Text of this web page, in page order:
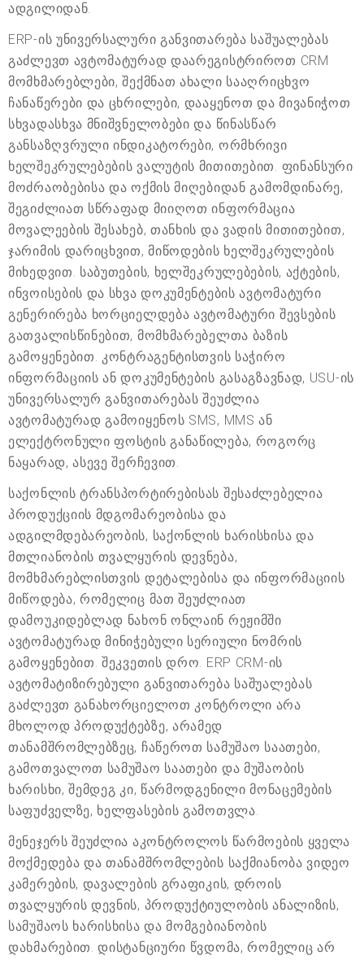
ადგილიდან.
ERP-ის უნივერსალური განვითარება საშუალებას
გაძლევთ ავტომატურად დაარეგისტრიროთ CRM
მომხმარებლები, შექმნათ ახალი სააღრიცხვო
ჩანაწერები და ცხრილები, დააყენოთ და მივანიჭოთ
სხვადასხვა მნიშვნელობები და წინასწარ
განსაზღვრული ინდიკატორები, ორმხრივი
ხელშეკრულებების ვალუტის მითითებით. ფინანსური
მოძრაობებისა და ოქმის მიღებიდან გამომდინარე,
შეგიძლიათ სწრაფად მიიღოთ ინფორმაცია
მოვალეების შესახებ, თანხის და ვადის მითითებით,
ჯარიმის დარიცხვით, მიწოდების ხელშეკრულების
მიხედვით. საბუთების, ხელშეკრულებების, აქტების,
ინვოისების და სხვა დოკუმენტების ავტომატური
გენერირება ხორციელდება ავტომატური შევსების
გათვალისწინებით, მომხმარებელთა ბაზის
გამოყენებით. კონტრაგენტისთვის საჭირო
ინფორმაციის ან დოკუმენტების გასაგზავნად, USU-ის
უნივერსალურ განვითარებას შეუძლია
ავტომატურად გამოიყენოს SMS, MMS ან
ელექტრონული ფოსტის განაწილება, როგორც
ნაყარად, ასევე შერჩევით.
საქონლის ტრანსპორტირებისას შესაძლებელია
პროდუქციის მდგომარეობისა და
ადგილმდებარეობის, საქონლის ხარისხისა და
მთლიანობის თვალყურის დევნება,
მომხმარებლისთვის დეტალებისა და ინფორმაციის
მიწოდება, რომელიც მათ შეუძლიათ
დამოუკიდებლად ნახონ ონლაინ რეჟიმში
ავტომატურად მინიჭებული სერიული ნომრის
გამოყენებით. შეკვეთის დრო. ERP CRM-ის
ავტომატიზირებული განვითარება საშუალებას
გაძლევთ განახორციელოთ კონტროლი არა
მხოლოდ პროდუქტებზე, არამედ
თანამშრომლებზეც, ჩაწეროთ სამუშაო საათები,
გამოთვალოთ სამუშაო საათები და მუშაობის
ხარისხი, შემდეგ კი, წარმოდგენილი მონაცემების
საფუძველზე, ხელფასების გამოთვლა.
მენეჯერს შეუძლია აკონტროლოს წარმოების ყველა
მოქმედება და თანამშრომლების საქმიანობა ვიდეო
კამერების, დავალების გრაფიკის, დროის
თვალყურის დევნის, პროდუქტიულობის ანალიზის,
სამუშაოს ხარისხისა და მომგებიანობის
დახმარებით. დისტანციური წვდომა, რომელიც არ